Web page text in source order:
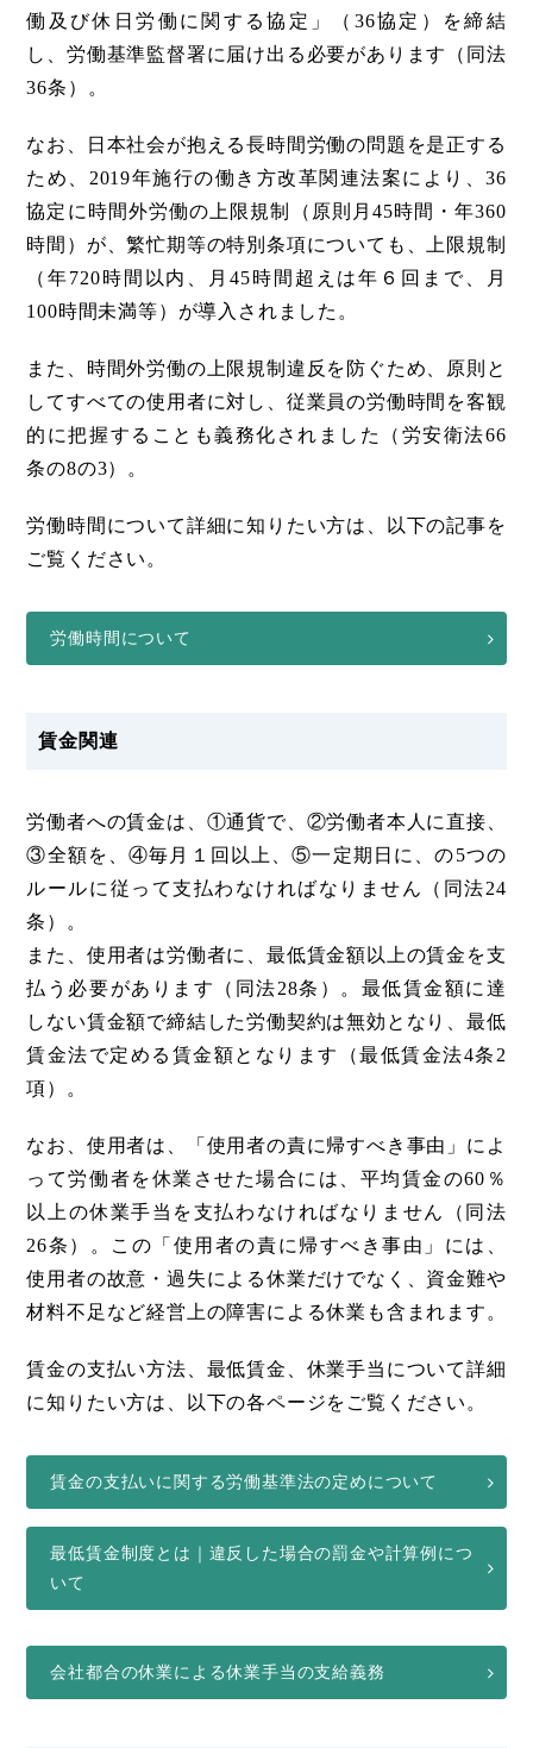
働及び休日労働に関する協定」（36協定）を締結
し、労働基準監督署に届け出る必要があります（同法
36条）。
なお、日本社会が抱える長時間労働の問題を是正する
ため、2019年施行の働き方改革関連法案により、36
協定に時間外労働の上限規制（原則月45時間・年360
時間）が、繁忙期等の特別条項についても、上限規制
（年720時間以内、月45時間超えは年６回まで、月
100時間未満等）が導入されました。
また、時間外労働の上限規制違反を防ぐため、原則と
してすべての使用者に対し、従業員の労働時間を客観
的に把握することも義務化されました（労安衛法66
条の8の3）。
労働時間について詳細に知りたい方は、以下の記事を
ご覧ください。
労働時間について
賃金関連
労働者への賃金は、①通貨で、②労働者本人に直接、
③全額を、④毎月１回以上、⑤一定期日に、の5つの
ルールに従って支払わなければなりません（同法24
条）。
また、使用者は労働者に、最低賃金額以上の賃金を支
払う必要があります（同法28条）。最低賃金額に達
しない賃金額で締結した労働契約は無効となり、最低
賃金法で定める賃金額となります（最低賃金法4条2
項）。
なお、使用者は、「使用者の責に帰すべき事由」によ
って労働者を休業させた場合には、平均賃金の60％
以上の休業手当を支払わなければなりません（同法
26条）。この「使用者の責に帰すべき事由」には、
使用者の故意・過失による休業だけでなく、資金難や
材料不足など経営上の障害による休業も含まれます。
賃金の支払い方法、最低賃金、休業手当について詳細
に知りたい方は、以下の各ページをご覧ください。
賃金の支払いに関する労働基準法の定めについて
最低賃金制度とは｜違反した場合の罰金や計算例につ
いて
会社都合の休業による休業手当の支給義務